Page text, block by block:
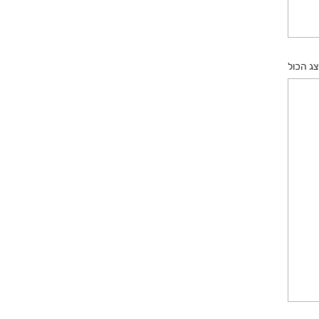
הכול